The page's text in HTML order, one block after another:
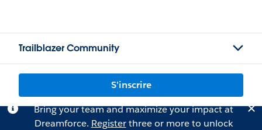
Trailblazer Community
S'inscrire
Bring your team and maximize your impact at
Dreamforce. Registerthree or more to unlock